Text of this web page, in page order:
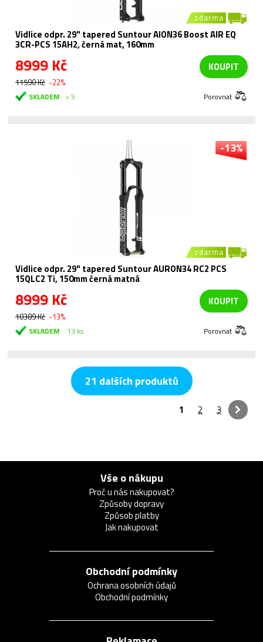
zdarma
Vidlice odpr. 29" tapered Suntour AION36 Boost AIR EQ
3CR-PCS 15AH2, černá mat, 160mm
8999 Kč
11590 Kč -22%
KOUPIT
SKLADEM > 5 Porovnat
-13%
zdarma
Vidlice odpr. 29" tapered Suntour AURON34 RC2 PCS
15QLC2 Ti, 150mm černá matná
8999 Kč
10389 Kč -13%
KOUPIT
SKLADEM 13 ks Porovnat
21 dalších produktů
1 2 3
Vše o nákupu
Proč u nás nakupovat?
Způsoby dopravy
Způsob platby
Jak nakupovat
Obchodní podmínky
Ochrana osobních údajů
Obchodní podmínky